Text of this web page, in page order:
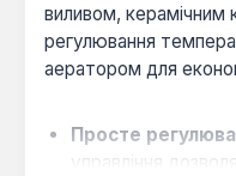
виливом,
регулювання
аератором для
Просте
управління